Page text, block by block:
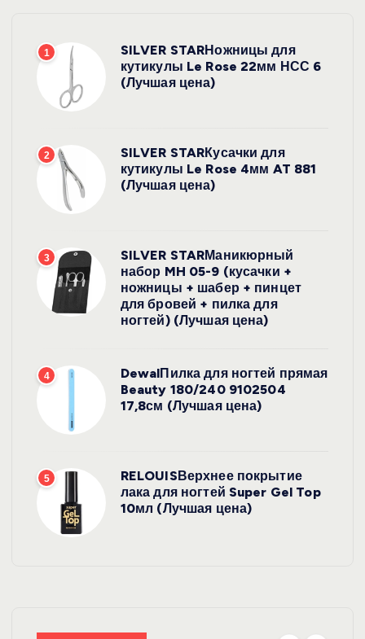
1
SILVER STARНожницы для
кутикулы Le Rose 22мм НСС 6
(Лучшая цена)
2
SILVER STARКусачки для
кутикулы Le Rose 4мм AT 881
(Лучшая цена)
3
SILVER STARМаникюрный
набор MH 05-9 (кусачки +
ножницы + шабер + пинцет
для бровей + пилка для
ногтей) (Лучшая цена)
4
DewalПилка для ногтей прямая
Beauty 180/240 9102504
17,8см (Лучшая цена)
5
RELOUISВерхнее покрытие
лака для ногтей Super Gel Top
10мл (Лучшая цена)